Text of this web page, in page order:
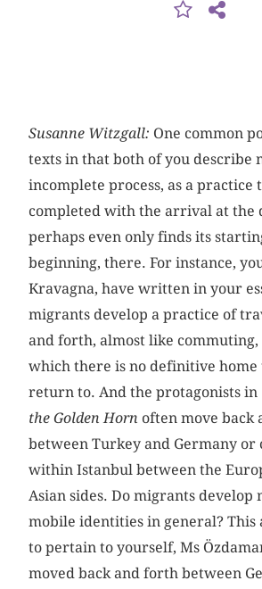
Susanne Witzgall: One common
texts in that both of you describe
incomplete process, as a practice
completed with the arrival at the
perhaps even only finds its
beginning, there. For instance,
Kravagna, have written in your
migrants develop a practice of
and forth, almost like commuting,
which there is no definitive home
return to. And the protagonists in
the Golden Horn often move back
between Turkey and Germany or
within Istanbul between the
Asian sides. Do migrants develop
mobile identities in general? This
to pertain to yourself, Ms
moved back and forth between